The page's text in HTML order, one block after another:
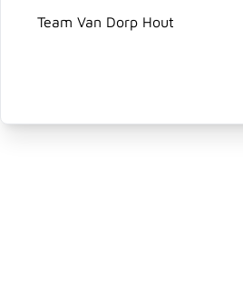
Team Van Dorp Hout
PITZL HVP